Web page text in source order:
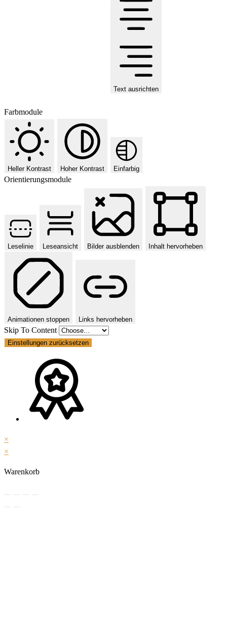
Text ausrichten
Farbmodule
Heller Kontrast Hoher Kontrast Einfarbig
Orientierungsmodule
Leselinie Leseansicht Bilder ausblenden Inhalt hervorheben
Animationen stoppen Links hervorheben
Skip To Content
Einstellungen zurücksetzen
×
×
Warenkorb